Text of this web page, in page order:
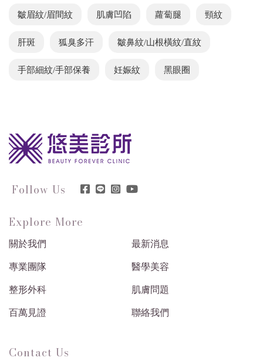
皺眉紋/眉間紋 肌膚凹陷 蘿蔔腿 頸紋
肝斑 狐臭多汗 皺鼻紋/山根橫紋/直紋
手部細紋/手部保養 妊娠紋 黑眼圈
Follow Us
Explore More
關於我們 最新消息
專業團隊 醫學美容
整形外科 肌膚問題
百萬見證 聯絡我們
Contact Us